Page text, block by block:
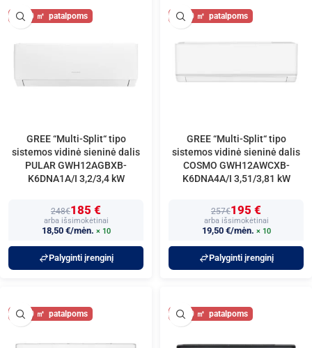
40
GREE “Multi-Split“ tipo
sistemos vidinė sieninė dalis
PULAR GWH12AGBXB-
K6DNA1A/I 3,2/3,4 kW
248€185 €
arba išsimokėtinai
18,50 €/mėn. × 10
Palyginti įrenginį
40
GREE “Multi-Split“ tipo
sistemos vidinė sieninė dalis
COSMO GWH12AWCXB-
K6DNA4A/I 3,51/3,81 kW
257€195 €
arba išsimokėtinai
19,50 €/mėn. × 10
Palyginti įrenginį
40 40